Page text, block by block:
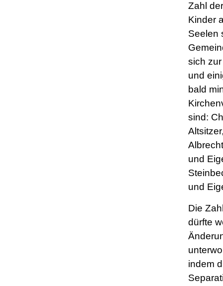
Zahl
Kinder
Seelen
sich
und
bald
sind:
und
und
Die
dürfte
indem